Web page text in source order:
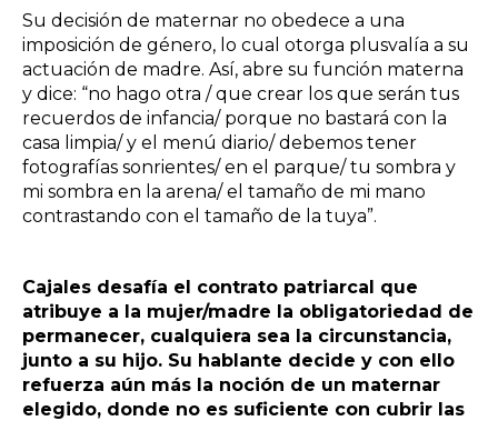
Su decisión de maternar no obedece a una
imposición de género, lo cual otorga plusvalía a su
actuación de madre. Así, abre su función materna
y dice: “no hago otra / que crear los que serán tus
recuerdos de infancia/ porque no bastará con la
casa limpia/ y el menú diario/ debemos tener
fotografías sonrientes/ en el parque/ tu sombra y
mi sombra en la arena/ el tamaño de mi mano
contrastando con el tamaño de la tuya”.
Cajales desafía el contrato patriarcal que
atribuye a la mujer/madre la obligatoriedad de
permanecer, cualquiera sea la circunstancia,
junto a su hijo. Su hablante decide y con ello
refuerza aún más la noción de un maternar
elegido, donde no es suficiente con cubrir las